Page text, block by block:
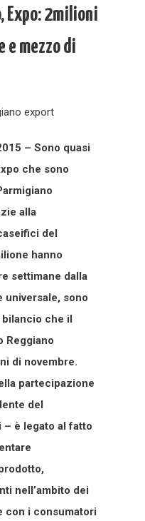
Expo: 2milioni
mezzo di
– Sono quasi
che sono
alla
del
hanno
settimane dalla
universale, sono
che il
Reggiano
di novembre.
partecipazione
del
– è legato al fatto
nell’ambito dei
con i consumatori